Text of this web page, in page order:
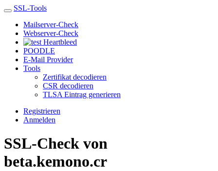
SSL-Tools
Mailserver-Check
Webserver-Check
Heartbleed
POODLE
E-Mail Provider
Tools
Zertifikat decodieren
CSR decodieren
TLSA Eintrag generieren
Registrieren
Anmelden
SSL-Check von
beta.kemono.cr